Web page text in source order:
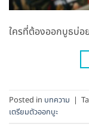
ใครที่ต้องออกบูธบ่อ
Posted in บทความ |
เตรียมตัวออกบูะ